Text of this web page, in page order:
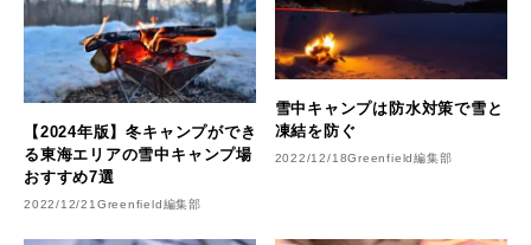
【2024年版】冬キャンプができ
る東海エリアの雪中キャンプ場
おすすめ7選
2022/12/21Greenfield編集部
雪中キャンプは防水対策で雪と
凍結を防ぐ
2022/12/18Greenfield編集部